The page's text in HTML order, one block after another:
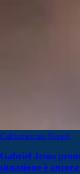
Calciomercato Napoli
Gabriel Jesus
situazione è